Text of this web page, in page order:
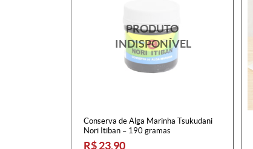
Conserva de Alga Marinha Tsukudani
Nori Itiban – 190 gramas
R$ 23,90